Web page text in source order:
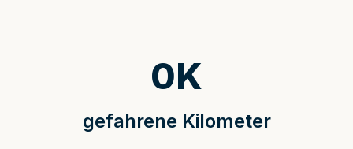
gefahrene Kilometer
0K